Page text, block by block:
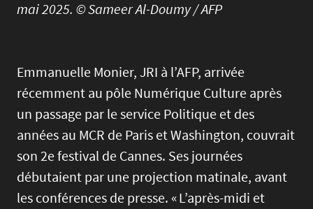
mai 2025. © Sameer Al-Doumy / AFP
Emmanuelle Monier, JRI à l’AFP, arrivée
récemment au pôle Numérique Culture après
un passage par le service Politique et des
années au MCR de Paris et Washington, couvrait
son 2e festival de Cannes. Ses journées
débutaient par une projection matinale, avant
les conférences de presse. « L’après-midi et